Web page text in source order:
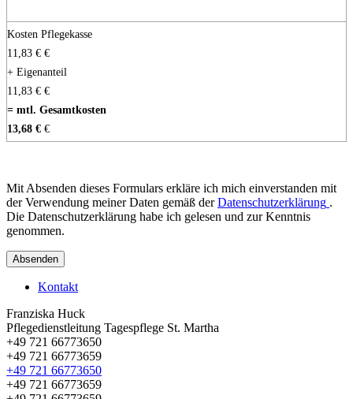
Kosten Pflegekasse
11,83 € €
+ Eigenanteil
11,83 € €
= mtl. Gesamtkosten
13,68 € €
Mit Absenden dieses Formulars erkläre ich mich einverstanden mit
der Verwendung meiner Daten gemäß derDatenschutzerklärung .
Die Datenschutzerklärung habe ich gelesen und zur Kenntnis
genommen.
Absenden
Kontakt
Franziska Huck
Pflegedienstleitung Tagespflege St. Martha
+49 721 66773650
+49 721 66773659
+49 721 66773650
+49 721 66773659